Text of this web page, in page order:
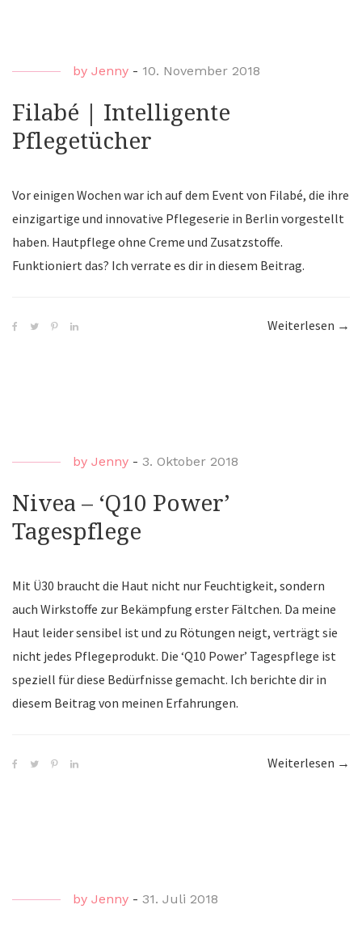
by Jenny - 10. November 2018
Filabé | Intelligente
Pflegetücher
Vor einigen Wochen war ich auf dem Event von Filabé, die ihre
einzigartige und innovative Pflegeserie in Berlin vorgestellt
haben. Hautpflege ohne Creme und Zusatzstoffe.
Funktioniert das? Ich verrate es dir in diesem Beitrag.
Weiterlesen →
by Jenny - 3. Oktober 2018
Nivea – ‘Q10 Power’
Tagespflege
Mit Ü30 braucht die Haut nicht nur Feuchtigkeit, sondern
auch Wirkstoffe zur Bekämpfung erster Fältchen. Da meine
Haut leider sensibel ist und zu Rötungen neigt, verträgt sie
nicht jedes Pflegeprodukt. Die ‘Q10 Power’ Tagespflege ist
speziell für diese Bedürfnisse gemacht. Ich berichte dir in
diesem Beitrag von meinen Erfahrungen.
Weiterlesen →
by Jenny - 31. Juli 2018